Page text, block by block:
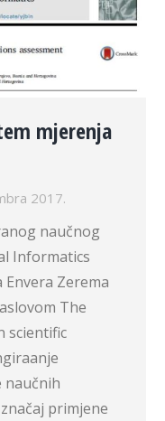
mjerenja
2017.
naučnog
Informatics
Zerema
The
scientific
naučnih
primjene